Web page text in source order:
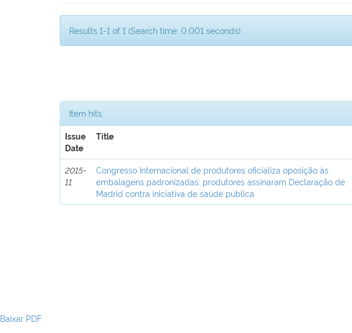
Results 1-1 of 1 (Search time: 0.001 seconds).
Item hits:
Issue
Date
Title
2015-
11
Congresso Internacional de produtores oficializa oposição às
embalagens padronizadas: produtores assinaram Declaração de
Madrid contra iniciativa de saúde pública
Baixar PDF